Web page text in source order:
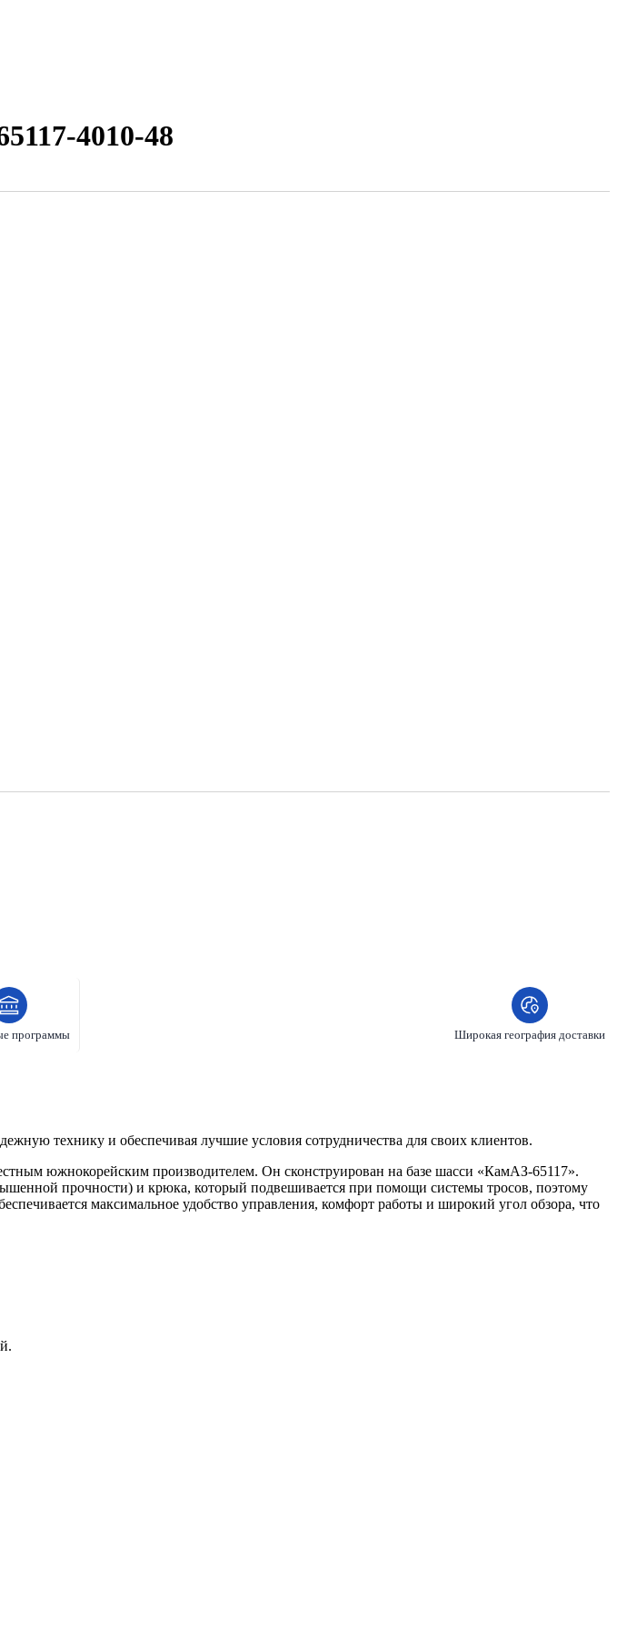
4010-48
программы Широкая география доставки
технику и обеспечивая лучшие условия сотрудничества для своих клиентов.
южнокорейским производителем. Он сконструирован на базе шасси «КамАЗ-65117».
прочности) и крюка, который подвешивается при помощи системы тросов, поэтому
максимальное удобство управления, комфорт работы и широкий угол обзора, что